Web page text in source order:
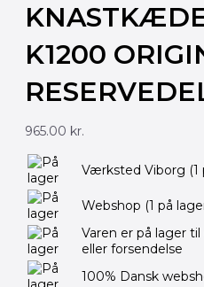
K1200
965.00 kr.
Værksted Viborg
Webshop (1 på
Varen er på lager
eller forsendelse
100% Dansk